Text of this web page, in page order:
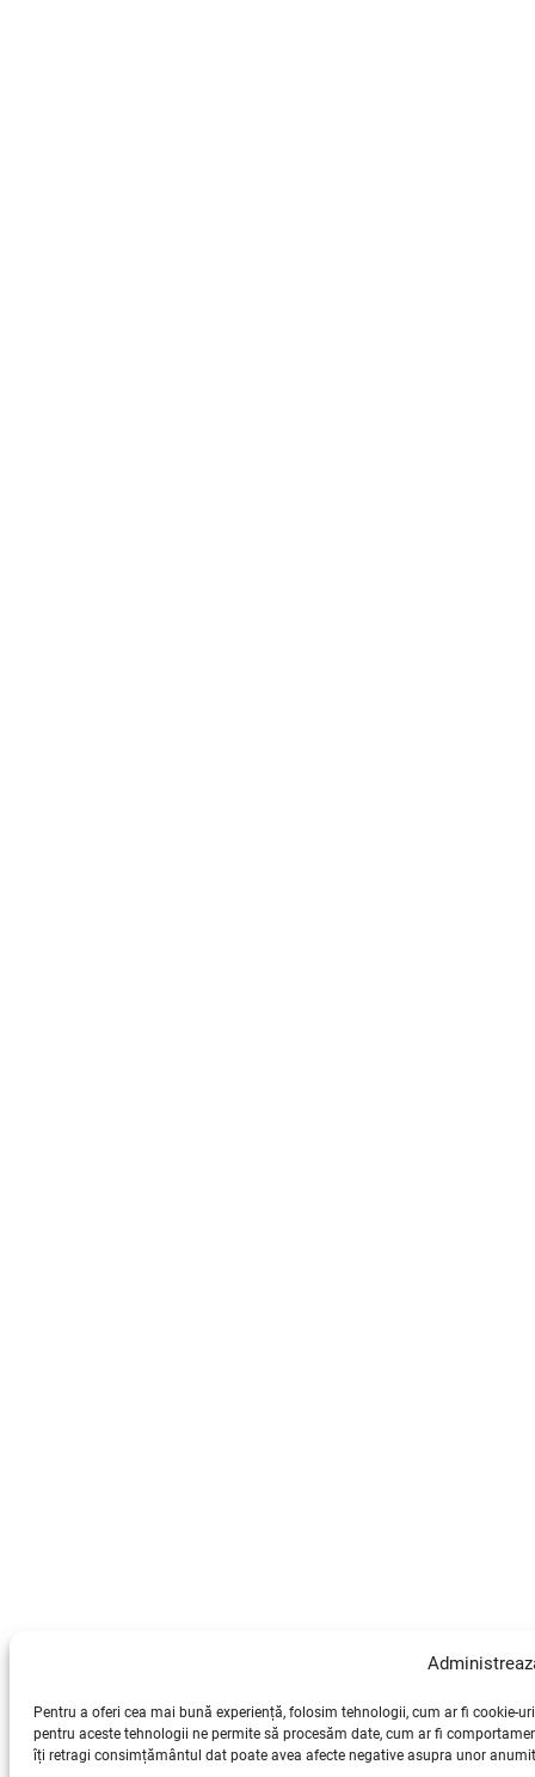
Pentru a oferi cea mai bună experiență, folosim tehnologii, cum ar fi
pentru aceste tehnologii ne permite să procesăm date, cum ar fi
îți retragi consimțământul dat poate avea afecte negative asupra unor